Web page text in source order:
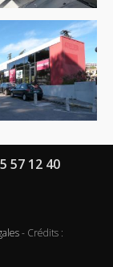
57 12 40
- Crédits :